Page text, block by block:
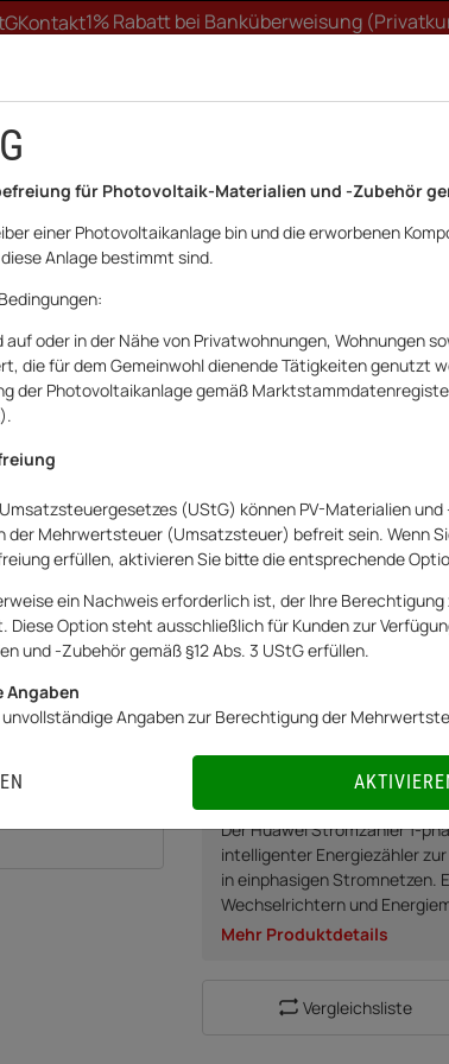
Kontakt1% Rabatt bei Banküberweisung
WALLBOX
1-Phasig 100A 40mA Smart Power Sensor DDSU666-H
Huawei
Huawei
Power Sensor
Art.Nr.:20252298AR
Artikel zurzeit vergriffen
Momentan nicht verfügbar
Der Huawei Stromzähler 1-
intelligenter Energiezähler
in einphasigen Stromnetzen.
Wechselrichtern und
Mehr Produktdetails
Vergleichsliste
für Photovoltaik-Materialien und -Zubehör
einer Photovoltaikanlage bin und die erworbenen
Anlage bestimmt sind.
oder in der Nähe von Privatwohnungen, Wohnungen
die für dem Gemeinwohl dienende Tätigkeiten genutzt
der Photovoltaikanlage gemäß
(UStG) können PV-Materialien
der Mehrwertsteuer (Umsatzsteuer) befreit sein. Wenn
erfüllen, aktivieren Sie bitte die entsprechende
ein Nachweis erforderlich ist, der Ihre Berechtigung
Option steht ausschließlich für Kunden zur
und -Zubehör gemäß §12 Abs. 3 UStG erfüllen.
Angaben
Angaben zur Berechtigung der